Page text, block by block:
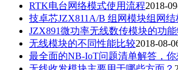
RTK电台网络模式使用流程2018-
技卓芯JZX811A/B 组网模块组网
JZX891微功率无线数传模块的功
无线模块的不同性能比较2018-08-
最全面的NB-IoT问题清单解答，你